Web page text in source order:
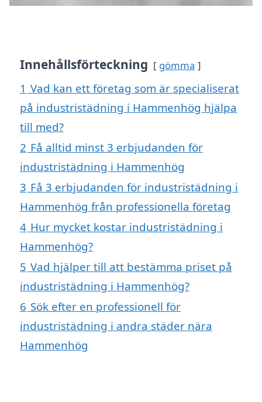
Innehållsförteckning gömma
1 Vad kan ett företag som är specialiserat
på industristädning i Hammenhög hjälpa
till med?
2 Få alltid minst 3 erbjudanden för
industristädning i Hammenhög
3 Få 3 erbjudanden för industristädning i
Hammenhög från professionella företag
4 Hur mycket kostar industristädning i
Hammenhög?
5 Vad hjälper till att bestämma priset på
industristädning i Hammenhög?
6 Sök efter en professionell för
industristädning i andra städer nära
Hammenhög